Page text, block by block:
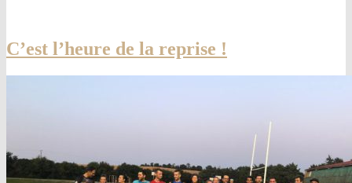
C’est l’heure de la reprise !